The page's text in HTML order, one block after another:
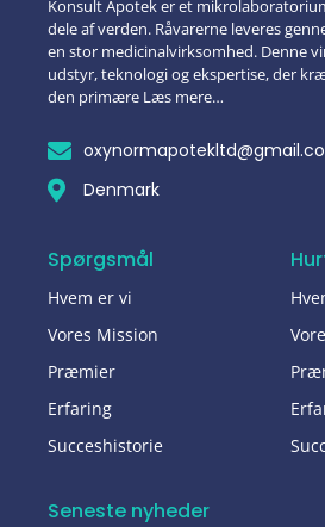
Konsult Apotek er et
dele af verden. Råvarerne leveres
en stor medicinalvirksomhed. Denne
udstyr, teknologi og ekspertise, der
den primære Læs mere…
Denmark
Spørgsmål
Hvem er vi
Vores Mission
Præmier
Erfaring
Succeshistorie
Seneste nyheder